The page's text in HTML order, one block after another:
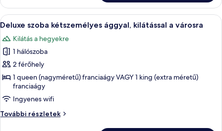
a
városra
ággyal,
kilátással
a
további
részletei
A
következő
szoba
összes
képének
megtekintése:
Deluxe
szoba
kétszemélyes
Hipoallergén ágynemű, minibár, széf
7
Deluxe szoba kétszemélyes ággyal, kilátással a városra
Kilátás a hegyekre
1 hálószoba
2 férőhely
1 queen (nagyméretű) franciaágy VAGY 1 king (extra méretű)
franciaágy
Ingyenes wifi
További részletek
Deluxe